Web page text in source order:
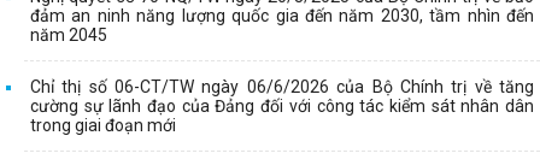
đảm an ninh năng lượng quốc gia đến năm 2030, tầm nhìn đến
năm 2045
Chỉ thị số 06-CT/TW ngày 06/6/2026 của Bộ Chính trị về tăng
cường sự lãnh đạo của Đảng đối với công tác kiểm sát nhân dân
trong giai đoạn mới